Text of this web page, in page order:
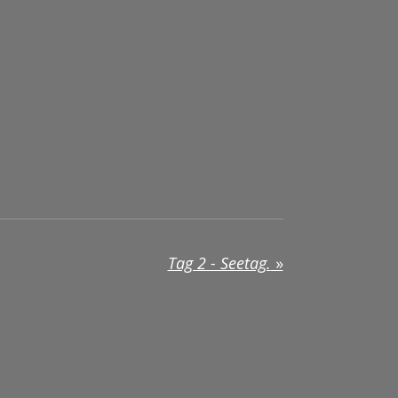
Tag 2 - Seetag. »